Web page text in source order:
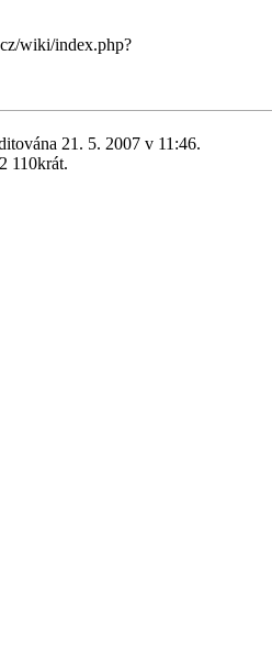
wiki/index.php?
21. 5. 2007 v 11:46.
110krát.